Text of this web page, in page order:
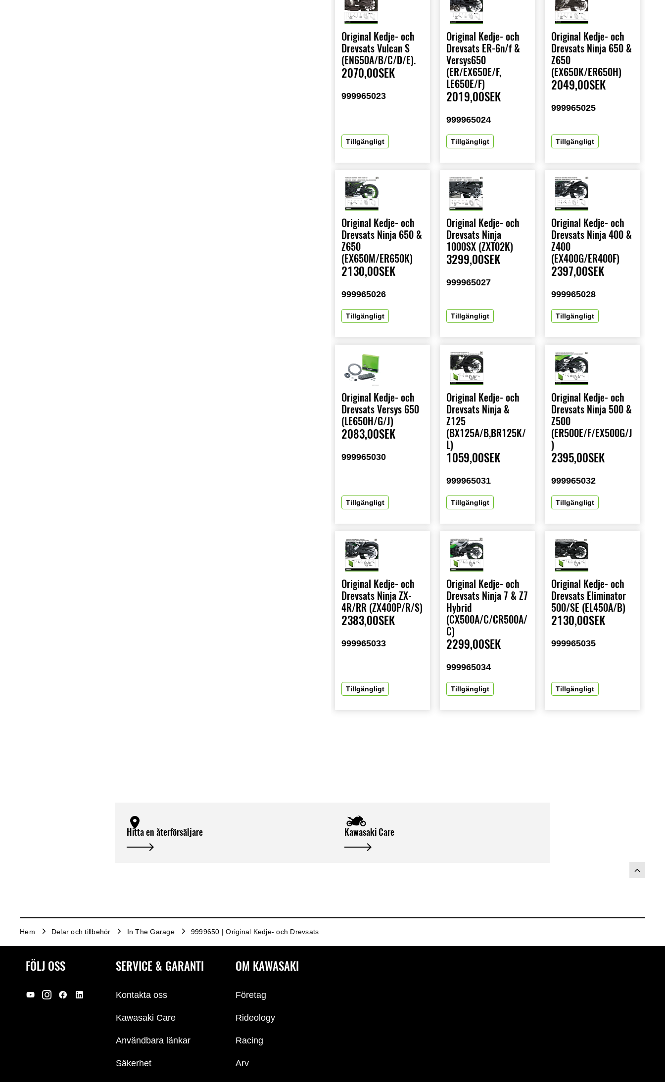
Original Kedje- och
Drevsats Vulcan S
(EN650A/B/C/D/E).
2070,00SEK
999965023
Tillgängligt
Original Kedje- och
Drevsats ER-6n/f &
Versys650
(ER/EX650E/F,
LE650E/F)
2019,00SEK
999965024
Tillgängligt
Original Kedje- och
Drevsats Ninja 650 &
Z650
(EX650K/ER650H)
2049,00SEK
999965025
Tillgängligt
Original Kedje- och
Drevsats Ninja 650 &
Z650
(EX650M/ER650K)
2130,00SEK
999965026
Tillgängligt
Original Kedje- och
Drevsats Ninja
1000SX (ZXT02K)
3299,00SEK
999965027
Tillgängligt
Original Kedje- och
Drevsats Ninja 400 &
Z400
(EX400G/ER400F)
2397,00SEK
999965028
Tillgängligt
Original Kedje- och
Drevsats Versys 650
(LE650H/G/J)
2083,00SEK
999965030
Tillgängligt
Original Kedje- och
Drevsats Ninja &
Z125
(BX125A/B,BR125K/
L)
1059,00SEK
999965031
Tillgängligt
Original Kedje- och
Drevsats Ninja 500 &
Z500
(ER500E/F/EX500G/J
)
2395,00SEK
999965032
Tillgängligt
Original Kedje- och
Drevsats Ninja ZX-
4R/RR (ZX400P/R/S)
2383,00SEK
999965033
Tillgängligt
Original Kedje- och
Drevsats Ninja 7 & Z7
Hybrid
(CX500A/C/CR500A/
C)
2299,00SEK
999965034
Tillgängligt
Original Kedje- och
Drevsats Eliminator
500/SE (EL450A/B)
2130,00SEK
999965035
Tillgängligt
Hitta en återförsäljare Kawasaki Care
Hem Delar och tillbehör In The Garage 9999650 | Original Kedje- och Drevsats
FÖLJ OSS SERVICE & GARANTI
Kontakta oss
Kawasaki Care
Användbara länkar
Säkerhet
OM KAWASAKI
Företag
Rideology
Racing
Arv